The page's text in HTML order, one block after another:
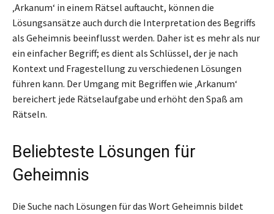
‚Arkanum‘ in einem Rätsel auftaucht, können die
Lösungsansätze auch durch die Interpretation des Begriffs
als Geheimnis beeinflusst werden. Daher ist es mehr als nur
ein einfacher Begriff; es dient als Schlüssel, der je nach
Kontext und Fragestellung zu verschiedenen Lösungen
führen kann. Der Umgang mit Begriffen wie ‚Arkanum‘
bereichert jede Rätselaufgabe und erhöht den Spaß am
Rätseln.
Beliebteste Lösungen für
Geheimnis
Die Suche nach Lösungen für das Wort Geheimnis bildet